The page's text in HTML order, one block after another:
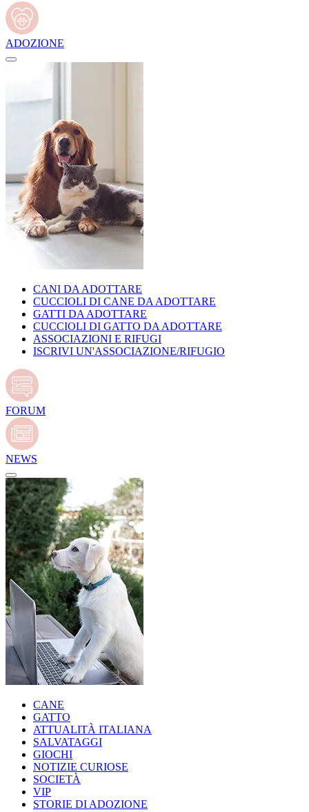
ADOZIONE
CANI DA ADOTTARE
CUCCIOLI DI CANE DA ADOTTARE
GATTI DA ADOTTARE
CUCCIOLI DI GATTO DA ADOTTARE
ASSOCIAZIONI E RIFUGI
ISCRIVI UN'ASSOCIAZIONE/RIFUGIO
FORUM
NEWS
CANE
GATTO
ATTUALITÀ ITALIANA
SALVATAGGI
GIOCHI
NOTIZIE CURIOSE
SOCIETÀ
VIP
STORIE DI ADOZIONE